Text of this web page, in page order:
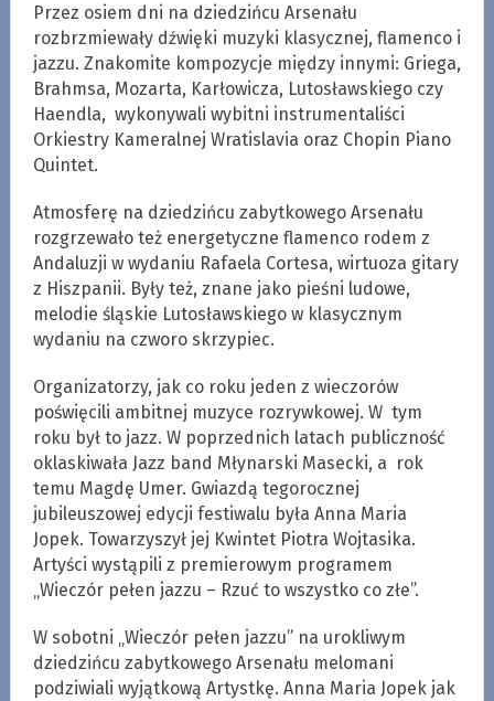
Przez osiem dni na dziedzińcu Arsenału
rozbrzmiewały dźwięki muzyki klasycznej, flamenco i
jazzu. Znakomite kompozycje między innymi: Griega,
Brahmsa, Mozarta, Karłowicza, Lutosławskiego czy
Haendla, wykonywali wybitni instrumentaliści
Orkiestry Kameralnej Wratislavia oraz Chopin Piano
Quintet.
Atmosferę na dziedzińcu zabytkowego Arsenału
rozgrzewało też energetyczne flamenco rodem z
Andaluzji w wydaniu Rafaela Cortesa, wirtuoza gitary
z Hiszpanii. Były też, znane jako pieśni ludowe,
melodie śląskie Lutosławskiego w klasycznym
wydaniu na czworo skrzypiec.
Organizatorzy, jak co roku jeden z wieczorów
poświęcili ambitnej muzyce rozrywkowej. W tym
roku był to jazz. W poprzednich latach publiczność
oklaskiwała Jazz band Młynarski Masecki, a rok
temu Magdę Umer. Gwiazdą tegorocznej
jubileuszowej edycji festiwalu była Anna Maria
Jopek. Towarzyszył jej Kwintet Piotra Wojtasika.
Artyści wystąpili z premierowym programem
„Wieczór pełen jazzu – Rzuć to wszystko co złe”.
W sobotni „Wieczór pełen jazzu” na urokliwym
dziedzińcu zabytkowego Arsenału melomani
podziwiali wyjątkową Artystkę. Anna Maria Jopek jak